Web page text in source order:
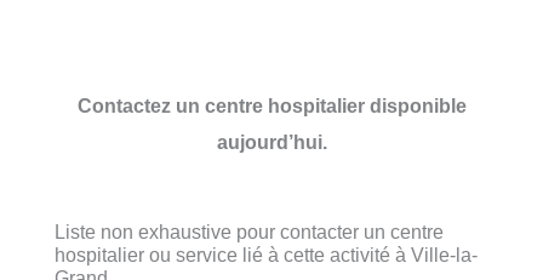
Contactez un centre hospitalier disponible
aujourd’hui.
Liste non exhaustive pour contacter un centre
hospitalier ou service lié à cette activité à Ville-la-